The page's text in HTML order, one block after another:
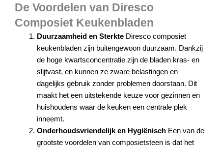
De Voordelen van Diresco
Composiet Keukenbladen
Duurzaamheid en Sterkte Diresco composiet
keukenbladen zijn buitengewoon duurzaam. Dankzij
de hoge kwartsconcentratie zijn de bladen kras- en
slijtvast, en kunnen ze zware belastingen en
dagelijks gebruik zonder problemen doorstaan. Dit
maakt het een uitstekende keuze voor gezinnen en
huishoudens waar de keuken een centrale plek
inneemt.
Onderhoudsvriendelijk en Hygiënisch Een van de
grootste voordelen van composietsteen is dat het